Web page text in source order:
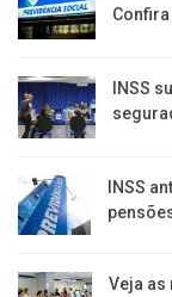
INSS
INSS
Veja as